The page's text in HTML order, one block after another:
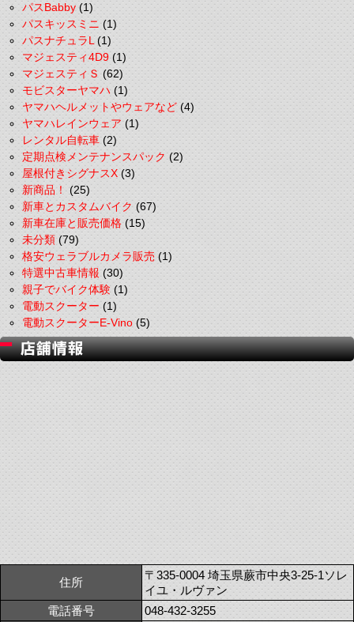
パスBabby(1)
パスキッスミニ(1)
パスナチュラL(1)
マジェスティ4D9(1)
マジェスティＳ(62)
モビスターヤマハ(1)
ヤマハヘルメットやウェアなど(4)
ヤマハレインウェア(1)
レンタル自転車(2)
定期点検メンテナンスパック(2)
屋根付きシグナスX(3)
新商品！(25)
新車とカスタムバイク(67)
新車在庫と販売価格(15)
未分類(79)
格安ウェラブルカメラ販売(1)
特選中古車情報(30)
親子でバイク体験(1)
電動スクーター(1)
電動スクーターE-Vino(5)
住所
〒335-0004 埼玉県蕨市中央3-25-1ソレ
イユ・ルヴァン
電話番号
048-432-3255